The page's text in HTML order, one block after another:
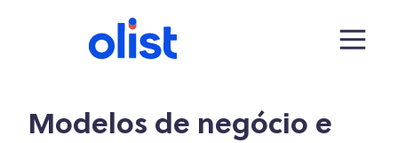
Modelos de negócio e